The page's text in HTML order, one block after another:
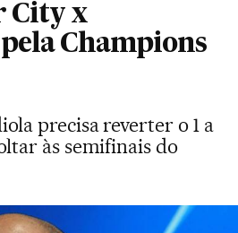
City x
Champions
precisa reverter o 1 a
às semifinais do